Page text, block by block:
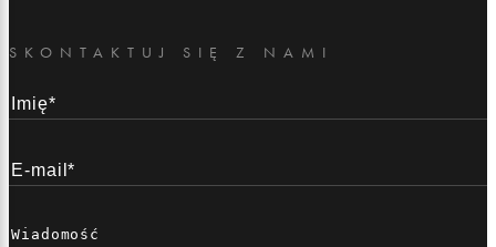
SKONTAKTUJ SIĘ Z NAMI